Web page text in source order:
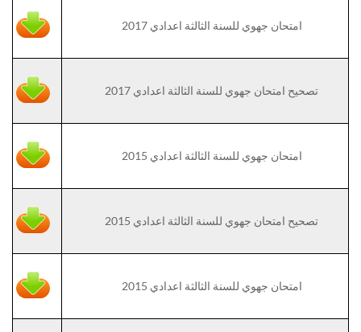
امتحان جهوي للسنة الثالثة اعدادي 2017
تصحيح امتحان جهوي للسنة الثالثة اعدادي 2017
امتحان جهوي للسنة الثالثة اعدادي 2015
تصحيح امتحان جهوي للسنة الثالثة اعدادي 2015
امتحان جهوي للسنة الثالثة اعدادي 2015